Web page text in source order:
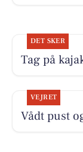
DET SKER
Tag på
VEJRET
Vådt pust